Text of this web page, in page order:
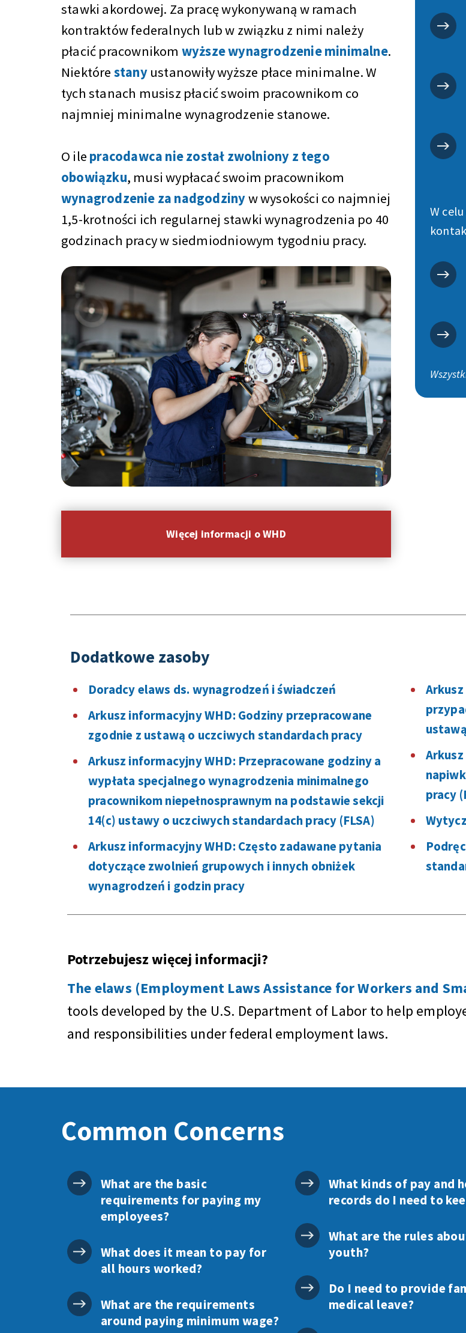
stawki akordowej. Za pracę wykonywaną w ramach
kontraktów federalnych lub w związku z nimi należy
płacić pracownikom wyższe wynagrodzenie minimalne.
Niektóre stanyustanowiły wyższe płace minimalne. W
tych stanach musisz płacić swoim pracownikom co
najmniej minimalne wynagrodzenie stanowe.
O ile pracodawca nie został zwolniony z tego
obowiązku, musi wypłacać swoim pracownikom
wynagrodzenie za nadgodzinyw wysokości co najmniej
1,5-krotności ich regularnej stawki wynagrodzenia po 40
godzinach pracy w siedmiodniowym tygodniu pracy.
Więcej informacji o WHD
W
Dodatkowe zasoby
Doradcy elaws ds. wynagrodzeń i świadczeń
Arkusz informacyjny WHD: Godziny przepracowane
zgodnie z ustawą o uczciwych standardach pracy
Arkusz informacyjny WHD: Przepracowane godziny a
wypłata specjalnego wynagrodzenia minimalnego
pracownikom niepełnosprawnym na podstawie sekcji
14(c) ustawy o uczciwych standardach pracy (FLSA)
Arkusz informacyjny WHD: Często zadawane pytania
dotyczące zwolnień grupowych i innych obniżek
wynagrodzeń i godzin pracy
pracy
Potrzebujesz więcej informacji?
The elaws (Employment Laws Assistance for Workers and
tools developed by the U.S. Department of Labor to help
and responsibilities under federal employment laws.
Common Concerns
What are the basic
requirements for paying my
employees?
What does it mean to pay for
all hours worked?
What are the requirements
around paying minimum wage?
What kinds of pay and
records do I need to
What are the rules
youth?
Do I need to provide
medical leave?